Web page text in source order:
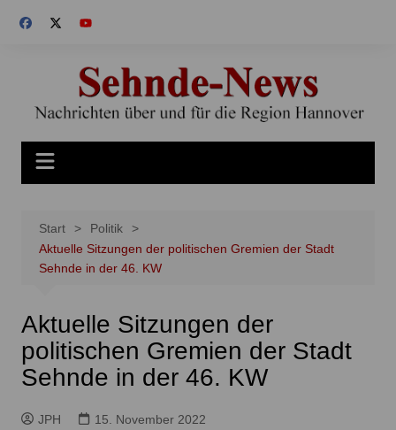
Inhalt
Start
Politik
Aktuelle Sitzungen der politischen Gremien der Stadt
Sehnde in der 46. KW
Aktuelle Sitzungen der
politischen Gremien der Stadt
Sehnde in der 46. KW
JPH 15. November 2022